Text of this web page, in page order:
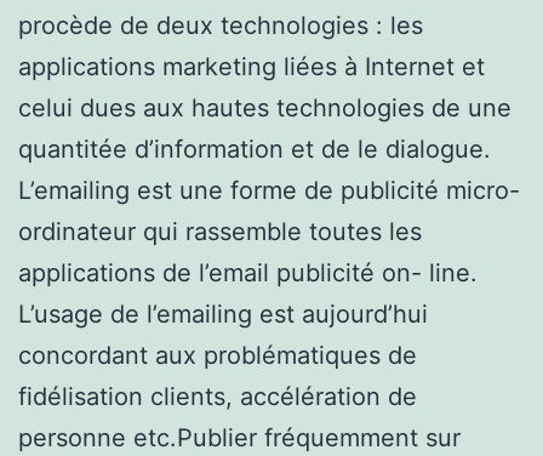
procède de deux technologies : les
applications marketing liées à Internet et
celui dues aux hautes technologies de une
quantitée d’information et de le dialogue.
L’emailing est une forme de publicité micro-
ordinateur qui rassemble toutes les
applications de l’email publicité on- line.
L’usage de l’emailing est aujourd’hui
concordant aux problématiques de
fidélisation clients, accélération de
personne etc.Publier fréquemment sur